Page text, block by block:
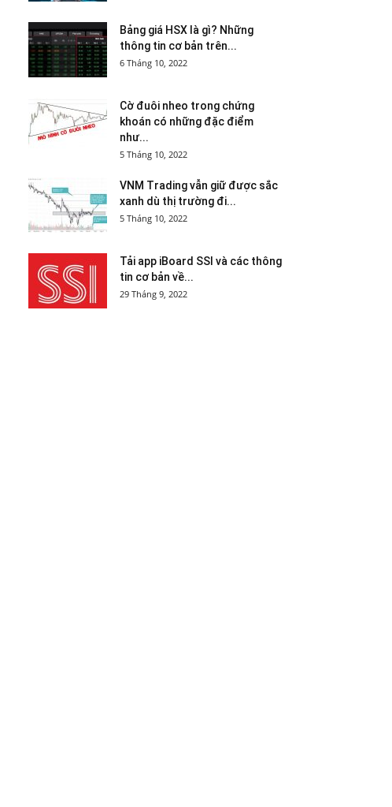
Bảng giá HSX là gì? Những
thông tin cơ bản trên...
6 Tháng 10, 2022
Cờ đuôi nheo trong chứng
khoán có những đặc điểm
như...
5 Tháng 10, 2022
VNM Trading vẫn giữ được sắc
xanh dù thị trường đi...
5 Tháng 10, 2022
Tải app iBoard SSI và các thông
tin cơ bản về...
29 Tháng 9, 2022